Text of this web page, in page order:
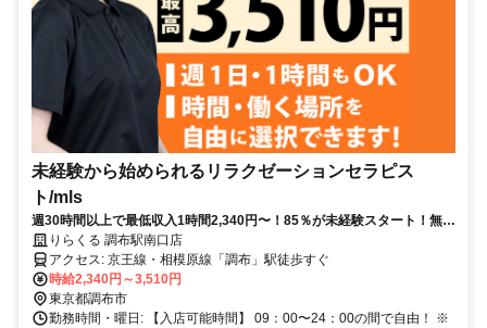
未経験から始められるリラクゼーションセラピス
ト/mls
週30時間以上で最低収入1時間2,340円〜！85％が未経験スタート！無料
トレで一生モノの技術を習得✅好きな時間に収入を得られます⏰【東京
都調布市布田】
りらくる 調布駅南口店
アクセス: 京王線・相模原線「調布」駅徒歩すぐ
時給2,340円～3,510円
東京都調布市
勤務時間・曜日: 【入店可能時間】 09：00〜24：00の間で自由！ ※